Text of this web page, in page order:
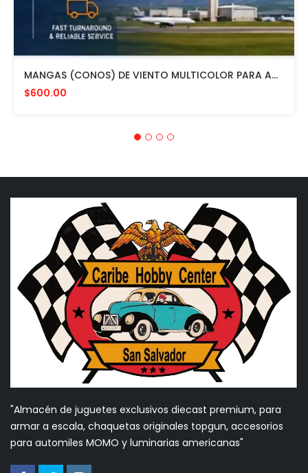
MANGAS (CONOS) DE VIENTO MULTICOLOR PARA AVIACION CON HERRAJE DE MONTAJE A POSTE FAA L807. MADE IN USA. 24" DIAMETRO
$600.00
"Almacén de juguetes exclusivos diecast premium, para
armar a escala, chaquetas originales topgun, accesorios
para automiles MOMO y luminarias americanas"